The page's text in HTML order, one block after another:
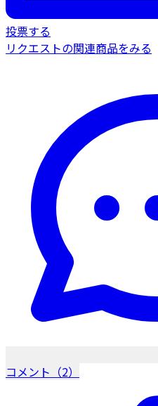
投票する
リクエストの関連商品をみる
コメント（2）